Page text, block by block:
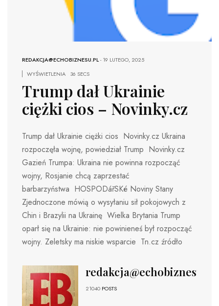
REDAKCJA@ECHOBIZNESU.PL-19 LUTEGO, 2025
WYŚWIETLENIA
36 SECS
Trump dał Ukrainie
ciężki cios – Novinky.cz
Trump dał Ukrainie ciężki cios Novinky.cz Ukraina
rozpoczęła wojnę, powiedział Trump Novinky.cz
Gazień Trumpa: Ukraina nie powinna rozpocząć
wojny, Rosjanie chcą zaprzestać
barbarzyństwa HOSPODářSKé Noviny Stany
Zjednoczone mówią o wysyłaniu sił pokojowych z
Chin i Brazylii na Ukrainę Wielka Brytania Trump
oparł się na Ukrainie: nie powinieneś był rozpocząć
wojny. Zeletsky ma niskie wsparcie Tn.cz źródło
redakcja@echobiznesu.pl
21040 POSTS